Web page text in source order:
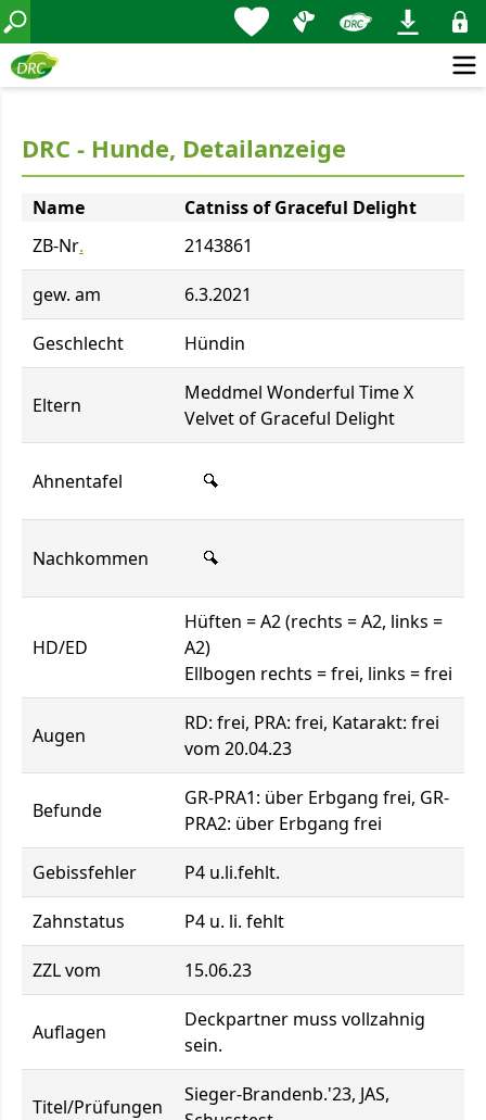
DRC - Hunde, Detailanzeige
Name
Catniss of Graceful Delight
ZB-Nr. 2143861
gew. am 6.3.2021
Geschlecht Hündin
Eltern
Meddmel Wonderful Time X
Velvet of Graceful Delight
Ahnentafel
Nachkommen
HD/ED
Hüften = A2 (rechts = A2, links =
A2)
Ellbogen rechts = frei, links = frei
Augen
RD: frei, PRA: frei, Katarakt: frei
vom 20.04.23
Befunde
GR-PRA1: über Erbgang frei, GR-
PRA2: über Erbgang frei
Gebissfehler P4 u.li.fehlt.
Zahnstatus P4 u. li. fehlt
ZZL vom 15.06.23
Auflagen
Deckpartner muss vollzahnig
sein.
Titel/Prüfungen
Sieger-Brandenb.'23, JAS,